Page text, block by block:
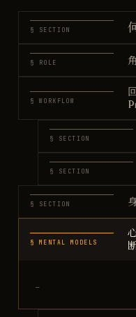
§ SECTION
§ ROLE
§ WORKFLOW
§ SECTION
§ SECTION
§ SECTION
§ MENTAL MODELS
—